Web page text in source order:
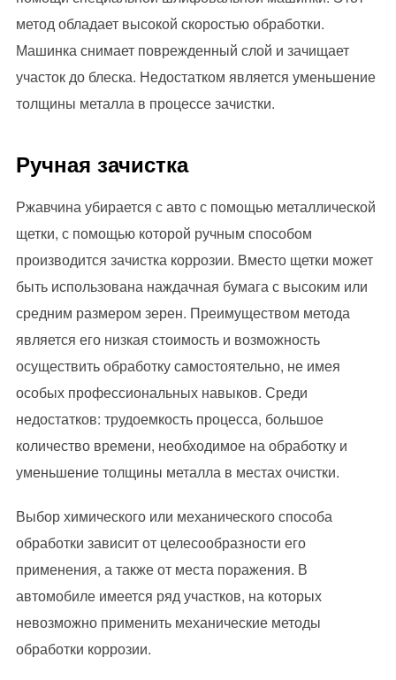
метод обладает высокой скоростью обработки.
Машинка снимает поврежденный слой и зачищает
участок до блеска. Недостатком является уменьшение
толщины металла в процессе зачистки.
Ручная зачистка
Ржавчина убирается с авто с помощью металлической
щетки, с помощью которой ручным способом
производится зачистка коррозии. Вместо щетки может
быть использована наждачная бумага с высоким или
средним размером зерен. Преимуществом метода
является его низкая стоимость и возможность
осуществить обработку самостоятельно, не имея
особых профессиональных навыков. Среди
недостатков: трудоемкость процесса, большое
количество времени, необходимое на обработку и
уменьшение толщины металла в местах очистки.
Выбор химического или механического способа
обработки зависит от целесообразности его
применения, а также от места поражения. В
автомобиле имеется ряд участков, на которых
невозможно применить механические методы
обработки коррозии.